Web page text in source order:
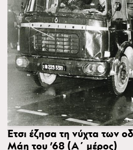
Έτσι έζησα τη νύχτα των
Μάη του ’68 (Α΄ μέρος)